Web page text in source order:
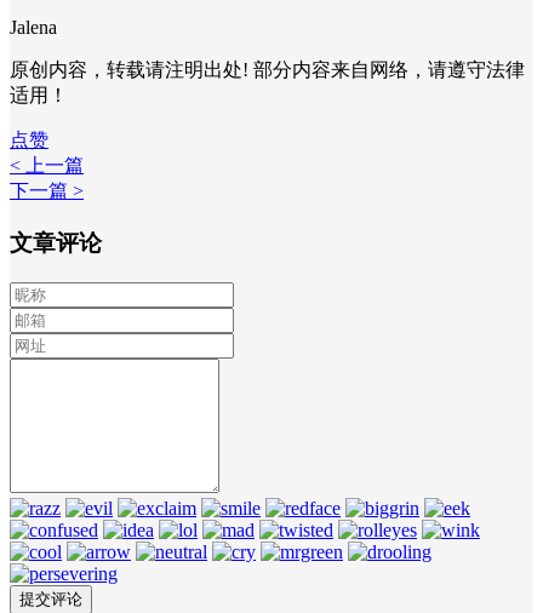
Jalena
原创内容，转载请注明出处! 部分内容来自网络，请遵守法律
适用！
点赞
< 上一篇
下一篇 >
文章评论